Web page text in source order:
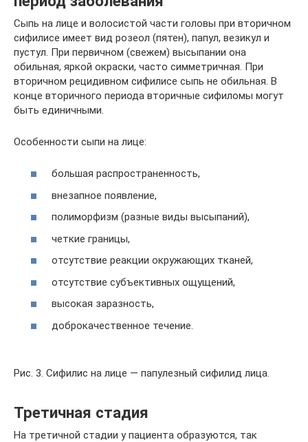
Сыпь на лице и волосистой части головы при вторичном
сифилисе имеет вид розеол (пятен), папул, везикул и
пустул. При первичном (свежем) высыпании она
обильная, яркой окраски, часто симметричная. При
вторичном рецидивном сифилисе сыпь не обильная. В
конце вторичного периода вторичные сифиломы могут
быть единичными.
Особенности сыпи на лице:
большая распространенность,
внезапное появление,
полиморфизм (разные виды высыпаний),
четкие границы,
отсутствие реакции окружающих тканей,
отсутствие субъективных ощущений,
высокая заразность,
доброкачественное течение.
Рис. 3. Сифилис на лице — папулезный сифилид лица.
Третичная стадия
На третичной стадии у пациента образуются, так